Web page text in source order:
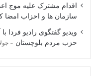
اقدام مشترک علیه موج
سازمان ها و احزاب امضا
ویدیو گفتگوی رادیو
حزب مردم بلوچستان
جولای